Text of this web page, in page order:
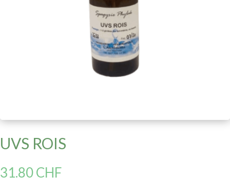
UVS ROIS
31.80CHF